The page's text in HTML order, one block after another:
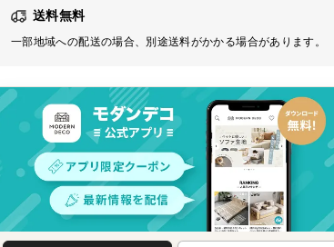
送料無料
一部地域への配送の場合、別途送料がかかる場合があります。